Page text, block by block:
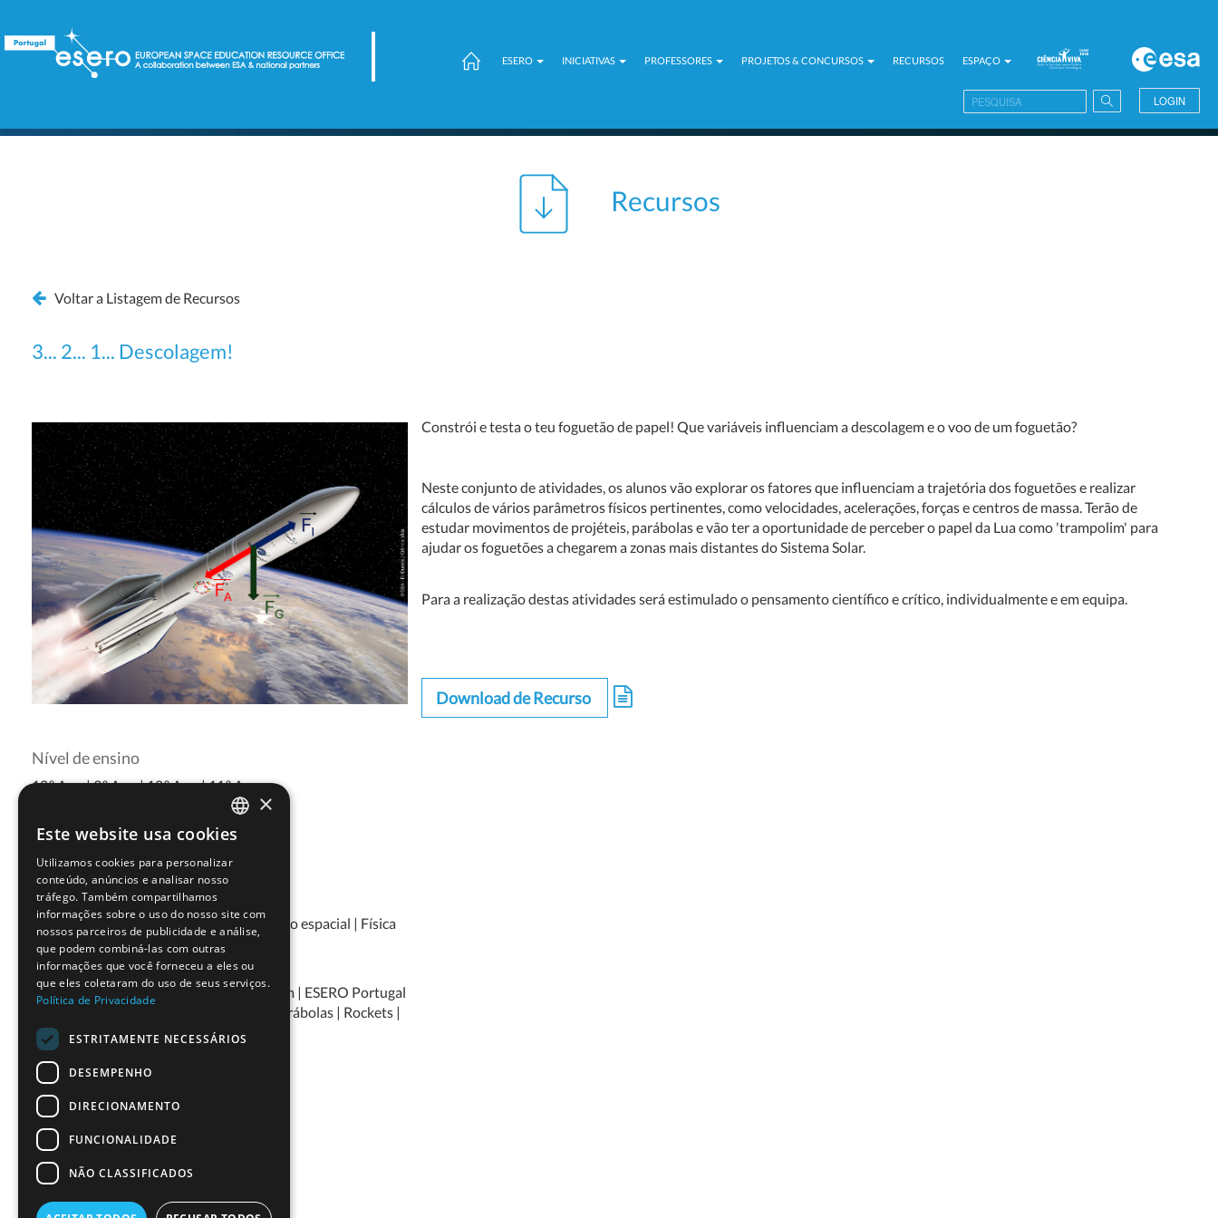
ESERO INICIATIVAS PROFESSORES PROJETOS & CONCURSOS RECURSOS ESPAÇO
LOGIN
Recursos
Voltar a Listagem de Recursos
3... 2... 1... Descolagem!
Nível de ensino
12.º Ano|9.º Ano|10.º Ano|11.º Ano
Área disciplinar
Físico-Química
Temática
Engenharia |Ensino da ciência |Exploração espacial | Física
Palavras-chave
aceleração | centro de massa | Descolagem | ESERO Portugal
| Foguetões | movimento de projéteis | parábolas | Rockets |
velocidade
Duração
2 horas
Tipologia
Protocolo experimental
Constrói e testa o teu foguetão de papel! Que variáveis influenciam a descolagem e o voo de um foguetão?
Neste conjunto de atividades, os alunos vão explorar os fatores que influenciam a trajetória dos foguetões e realizar
cálculos de vários parâmetros físicos pertinentes, como velocidades, acelerações, forças e centros de massa. Terão de
estudar movimentos de projéteis, parábolas e vão ter a oportunidade de perceber o papel da Lua como 'trampolim' para
ajudar os foguetões a chegarem a zonas mais distantes do Sistema Solar.
Para a realização destas atividades será estimulado o pensamento científico e crítico, individualmente e em equipa.
Download de Recurso
PORTUGUESE
ENGLISH
×
Este website usa cookies
Utilizamos cookies para personalizar
conteúdo, anúncios e analisar nosso
tráfego. Também compartilhamos
informações sobre o uso do nosso site com
nossos parceiros de publicidade e análise,
que podem combiná-las com outras
informações que você forneceu a eles ou
que eles coletaram do uso de seus serviços.
Política de Privacidade
ESTRITAMENTE NECESSÁRIOS
DESEMPENHO
DIRECIONAMENTO
FUNCIONALIDADE
NÃO CLASSIFICADOS